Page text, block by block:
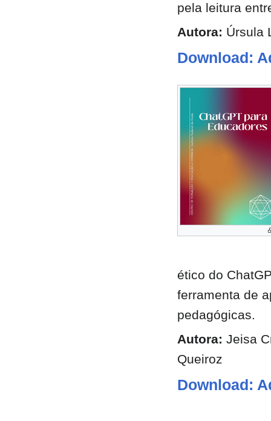
pela leitura
Autora: Úrsula
Download:
ético do
ferramenta de
pedagógicas.
Autora: Jeisa
Queiroz
Download: